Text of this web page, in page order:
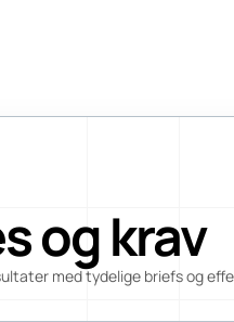
og krav
med tydelige briefs og